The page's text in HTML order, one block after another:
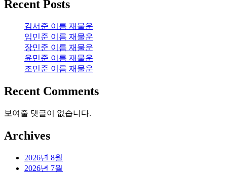
Recent Posts
김서준 이름 재물운
임민준 이름 재물운
장민준 이름 재물운
윤민준 이름 재물운
조민준 이름 재물운
Recent Comments
보여줄 댓글이 없습니다.
Archives
2026년 8월
2026년 7월